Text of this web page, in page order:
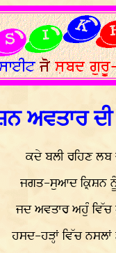
ਅਵਤਾਰ
ਕਦੇ ਬਲੀ ਰਹਿਣ
ਜਗਤ-ਸੁਆਦ ਕ੍ਰਿਸ਼ਨ
ਜਦ ਅਵਤਾਰ ਅਹੁੰ
ਹਸਦ-ਹੜ੍ਹਾਂ ਵਿੱਚ